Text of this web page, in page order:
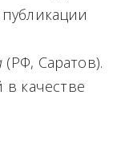
публикации
(РФ, Саратов).
качестве